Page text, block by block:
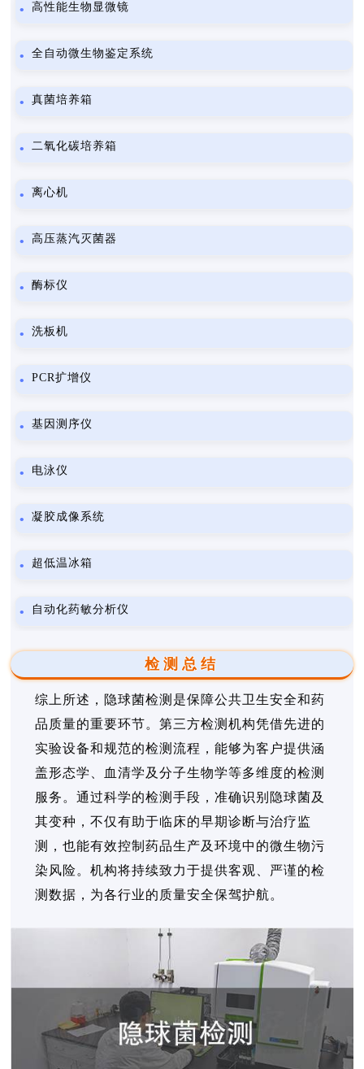
高性能生物显微镜
全自动微生物鉴定系统
真菌培养箱
二氧化碳培养箱
离心机
高压蒸汽灭菌器
酶标仪
洗板机
PCR扩增仪
基因测序仪
电泳仪
凝胶成像系统
超低温冰箱
自动化药敏分析仪
检测总结
综上所述，隐球菌检测是保障公共卫生安全和药
品质量的重要环节。第三方检测机构凭借先进的
实验设备和规范的检测流程，能够为客户提供涵
盖形态学、血清学及分子生物学等多维度的检测
服务。通过科学的检测手段，准确识别隐球菌及
其变种，不仅有助于临床的早期诊断与治疗监
测，也能有效控制药品生产及环境中的微生物污
染风险。机构将持续致力于提供客观、严谨的检
测数据，为各行业的质量安全保驾护航。